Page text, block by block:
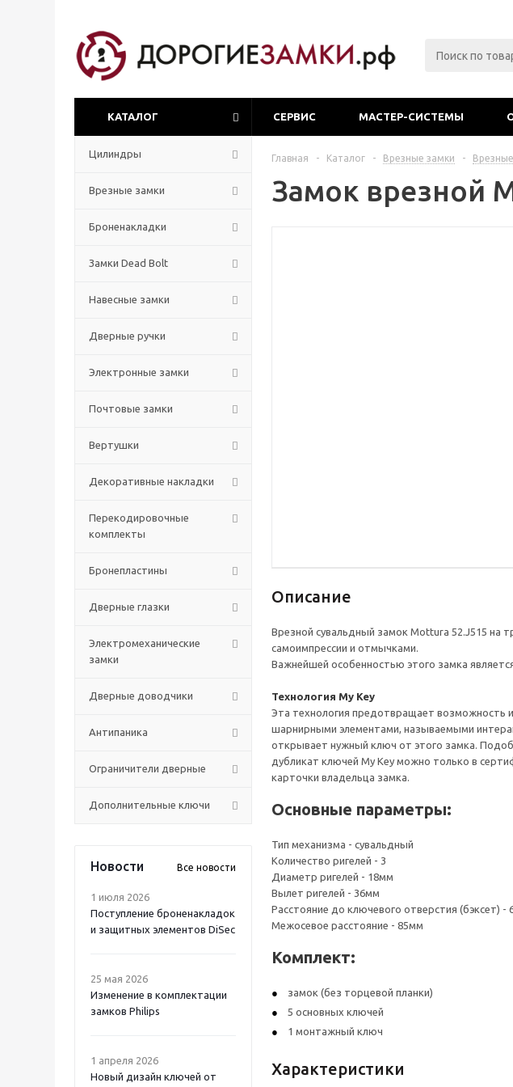
КАТАЛОГ СЕРВИС МАСТЕР-СИСТЕМЫ
Цилиндры
Врезные замки
Броненакладки
Замки Dead Bolt
Навесные замки
Дверные ручки
Электронные замки
Почтовые замки
Вертушки
Декоративные накладки
Перекодировочные
комплекты
Бронепластины
Дверные глазки
Электромеханические
замки
Дверные доводчики
Антипаника
Ограничители дверные
Дополнительные ключи
Новости Все новости
1 июля 2026
Поступление броненакладок
и защитных элементов DiSec
25 мая 2026
Изменение в комплектации
замков Philips
1 апреля 2026
Новый дизайн ключей от
Главная - Каталог - Врезные замки -
Замок врезной
Описание
Врезной сувальдный замок Mottura 52.J515
самоимпрессии и отмычками.
Важнейшей особенностью этого замка
Технология My Key
Эта технология предотвращает возможность
шарнирными элементами, называемыми
открывает нужный ключ от этого замка.
дубликат ключей My Key можно только в
карточки владельца замка.
Основные параметры:
Тип механизма - сувальдный
Количество ригелей - 3
Диаметр ригелей - 18мм
Вылет ригелей - 36мм
Расстояние до ключевого отверстия (бэксет) -
Межосевое расстояние - 85мм
Комплект:
замок (без торцевой планки)
5 основных ключей
1 монтажный ключ
Характеристики